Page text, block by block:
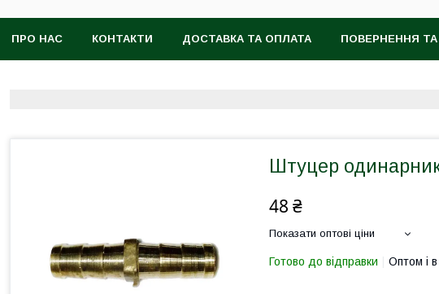
ПРО НАС КОНТАКТИ ДОСТАВКА ТА ОПЛАТА ПОВЕРНЕННЯ ТА
Штуцер
48 ₴
Показати оптові ціни
Готово до відправки Оптом і